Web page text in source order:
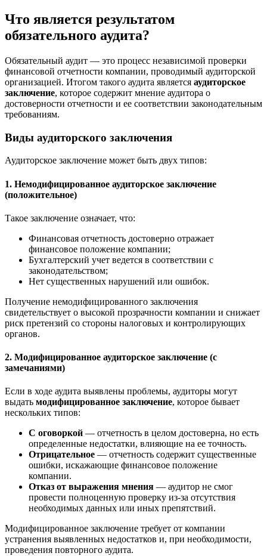
Что является результатом
обязательного аудита?
Обязательный аудит — это процесс независимой проверки
финансовой отчетности компании, проводимый аудиторской
организацией. Итогом такого аудита является аудиторское
заключение, которое содержит мнение аудитора о
достоверности отчетности и ее соответствии законодательным
требованиям.
Виды аудиторского заключения
Аудиторское заключение может быть двух типов:
1. Немодифицированное аудиторское заключение
(положительное)
Такое заключение означает, что:
Финансовая отчетность достоверно отражает
финансовое положение компании;
Бухгалтерский учет ведется в соответствии с
законодательством;
Нет существенных нарушений или ошибок.
Получение немодифицированного заключения
свидетельствует о высокой прозрачности компании и снижает
риск претензий со стороны налоговых и контролирующих
органов.
2. Модифицированное аудиторское заключение (с
замечаниями)
Если в ходе аудита выявлены проблемы, аудиторы могут
выдать модифицированное заключение, которое бывает
нескольких типов:
С оговоркой — отчетность в целом достоверна, но есть
определенные недостатки, влияющие на ее точность.
Отрицательное — отчетность содержит существенные
ошибки, искажающие финансовое положение
компании.
Отказ от выражения мнения — аудитор не смог
провести полноценную проверку из-за отсутствия
необходимых данных или иных препятствий.
Модифицированное заключение требует от компании
устранения выявленных недостатков и, при необходимости,
проведения повторного аудита.